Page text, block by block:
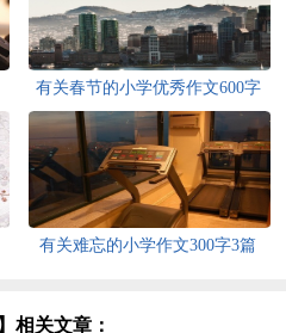
有关春节的小学优秀作文600字
四篇
有关难忘的小学作文300字3篇
相关文章：